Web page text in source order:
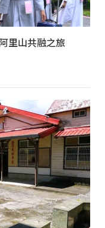
里山共融之旅